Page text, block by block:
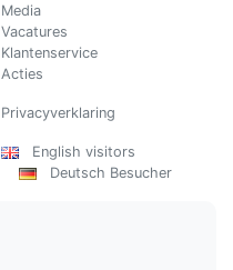
Media
Vacatures
Klantenservice
Acties
Privacyverklaring
English visitors
Deutsch Besucher